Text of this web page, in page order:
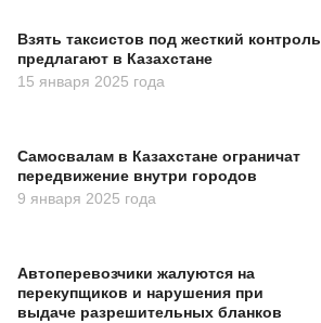
Взять таксистов под жесткий контроль
предлагают в Казахстане
15 января 2025 года
Самосвалам в Казахстане ограничат
передвижение внутри городов
9 января 2025 года
Автоперевозчики жалуются на
перекупщиков и нарушения при
выдаче разрешительных бланков